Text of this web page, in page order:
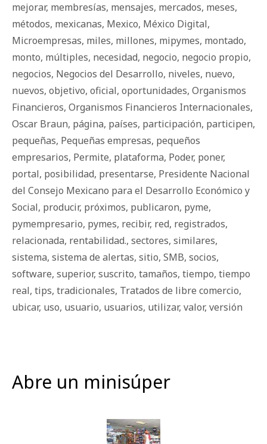
mejorar, membresías, mensajes, mercados, meses,
métodos, mexicanas, Mexico, México Digital,
Microempresas, miles, millones, mipymes, montado,
monto, múltiples, necesidad, negocio, negocio propio,
negocios, Negocios del Desarrollo, niveles, nuevo,
nuevos, objetivo, oficial, oportunidades, Organismos
Financieros, Organismos Financieros Internacionales,
Oscar Braun, página, países, participación, participen,
pequeñas, Pequeñas empresas, pequeños
empresarios, Permite, plataforma, Poder, poner,
portal, posibilidad, presentarse, Presidente Nacional
del Consejo Mexicano para el Desarrollo Económico y
Social, producir, próximos, publicaron, pyme,
pymempresario, pymes, recibir, red, registrados,
relacionada, rentabilidad., sectores, similares,
sistema, sistema de alertas, sitio, SMB, socios,
software, superior, suscrito, tamaños, tiempo, tiempo
real, tips, tradicionales, Tratados de libre comercio,
ubicar, uso, usuario, usuarios, utilizar, valor, versión
Abre un minisúper